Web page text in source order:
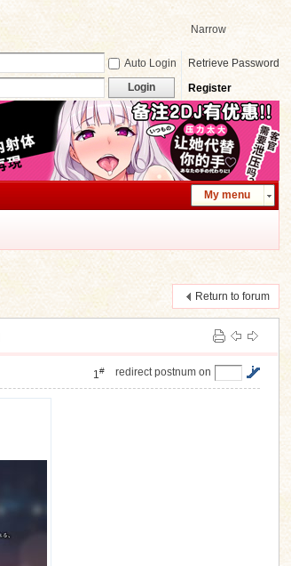
Narrow
Auto Login
Retrieve Password
Login Register
My menu
Return to forum
redirect postnum on
1#